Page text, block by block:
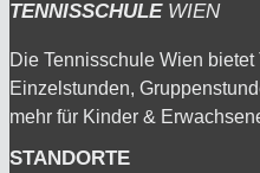
TENNISSCHULE WIEN
Die Tennisschule Wien
Einzelstunden,
mehr für Kinder &
STANDORTE